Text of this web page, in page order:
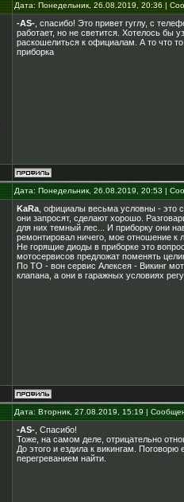
Дата: Понедельник, 26.08.2019, 20:36 |
-AS- , спасибо! Это привет гуглу, с
работает, но не светится. Хотелось бы
раскошелиться к официалам. А то что
приборка
Дата: Понедельник, 26.08.2019, 20:53 |
KaRa , официалы весьма условны - это
они запросят, сделают хорошо.
для них темный лес... И приборку они
ремонтировал ничего, мое отношение
Не горящие диоды в приборке это
мотосервисов предложат поменять
По ТО - вон сервис Алексея - Викинг
клапана, а они в гаражных условиях
Дата: Вторник, 27.08.2019, 15:19 |
-AS- , Спасибо!
Тоже, на самом деле, отрицательно
До этого и ездила к викингам.
перегреванием найти.